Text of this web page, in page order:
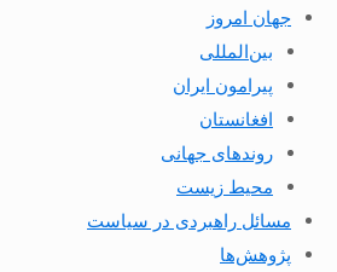
جهان امروز
بین‌المللی
پیرامون ایران
افغانستان
روندهای جهانی
محیط زیست
مسائل راهبردی در سیاست
پژوهش‌ها